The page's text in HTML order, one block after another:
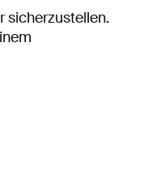
sicherzustellen.